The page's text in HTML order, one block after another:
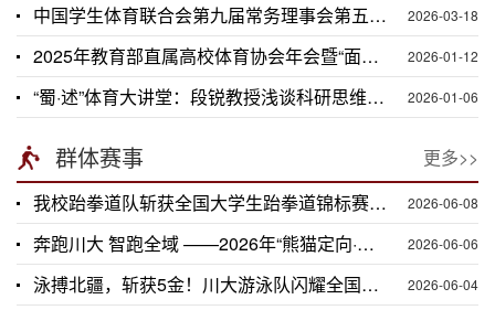
中国学生体育联合会第九届常务理事会第五次会议在川大圆满召开 2026-03-18
2025年教育部直属高校体育协会年会暨“面向未来·追求卓越——新时代高校体育专业建设改革与创新”研讨会在成都成功举办 2026-01-12
“蜀·述”体育大讲堂：段锐教授浅谈科研思维培养 2026-01-06
群体赛事
更多>>
我校跆拳道队斩获全国大学生跆拳道锦标赛（南方赛区）两项冠军
2026-06-08
奔跑川大 智跑全域 ——2026年“熊猫定向·智跑川大”全域定向赛圆满举行 2026-06-06
泳搏北疆，斩获5金！川大游泳队闪耀全国大学生游泳锦标赛（总决赛） 2026-06-04